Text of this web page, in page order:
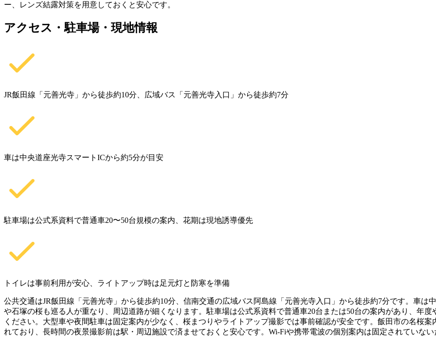
ー、レンズ結露対策を用意しておくと安心です。
アクセス・駐車場・現地情報
JR飯田線「元善光寺」から徒歩約10分、広域バス「元善光寺入口」から徒歩約7分
車は中央道座光寺スマートICから約5分が目安
駐車場は公式系資料で普通車20〜50台規模の案内、花期は現地誘導優先
トイレは事前利用が安心、ライトアップ時は足元灯と防寒を準備
公共交通はJR飯田線「元善光寺」から徒歩約10分、信南交通の広域バス阿島線「元善光寺入口」から徒歩約7分です。車は
や石塚の桜も巡る人が重なり、周辺道路が細くなります。駐車場は公式系資料で普通車20台または50台の案内があり、年
ください。大型車や夜間駐車は固定案内が少なく、桜まつりやライトアップ撮影では事前確認が安全です。飯田市の名桜
れており、長時間の夜景撮影前は駅・周辺施設で済ませておくと安心です。Wi-Fiや携帯電波の個別案内は固定されていな